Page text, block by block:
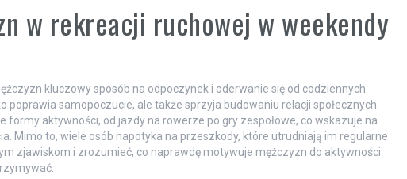
w rekreacji ruchowej w weekendy
kluczowy sposób na odpoczynek i oderwanie się od codziennych
samopoczucie, ale także sprzyja budowaniu relacji społecznych.
formy aktywności, od jazdy na rowerze po gry zespołowe, co wskazuje na
Mimo to, wiele osób napotyka na przeszkody, które utrudniają im regularne
zjawiskom i zrozumieć, co naprawdę motywuje mężczyzn do aktywności